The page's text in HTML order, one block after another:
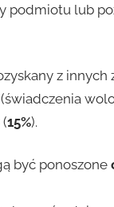
podmiotu lub
z
15%).
być ponoszone